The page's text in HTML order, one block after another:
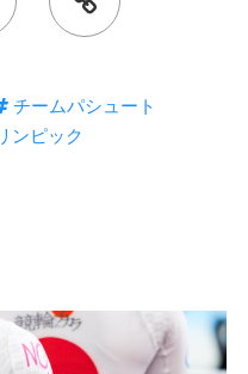
チームパシュート
ンピック